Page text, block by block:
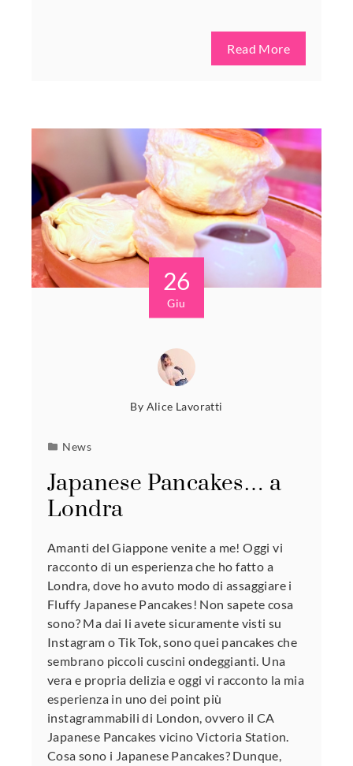
Read More
26
Giu
By Alice Lavoratti
News
Japanese Pancakes… a
Londra
Amanti del Giappone venite a me! Oggi vi
racconto di un esperienza che ho fatto a
Londra, dove ho avuto modo di assaggiare i
Fluffy Japanese Pancakes! Non sapete cosa
sono? Ma dai li avete sicuramente visti su
Instagram o Tik Tok, sono quei pancakes che
sembrano piccoli cuscini ondeggianti. Una
vera e propria delizia e oggi vi racconto la mia
esperienza in uno dei point più
instagrammabili di London, ovvero il CA
Japanese Pancakes vicino Victoria Station.
Cosa sono i Japanese Pancakes? Dunque,